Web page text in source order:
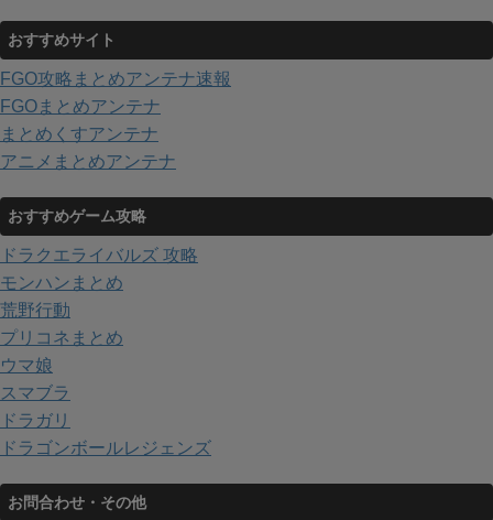
おすすめサイト
FGO攻略まとめアンテナ速報
FGOまとめアンテナ
まとめくすアンテナ
アニメまとめアンテナ
おすすめゲーム攻略
ドラクエライバルズ 攻略
モンハンまとめ
荒野行動
プリコネまとめ
ウマ娘
スマブラ
ドラガリ
ドラゴンボールレジェンズ
お問合わせ・その他